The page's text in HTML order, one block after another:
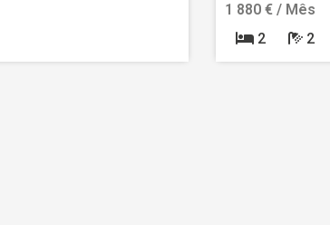
1 880 € / Mês
2
2